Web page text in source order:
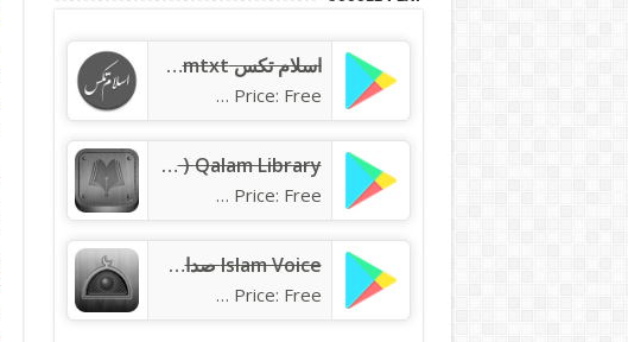
اسلام تکس islamtxt
Price: Free
Qalam Library ( کتابخانه قلم )
Price: Free
Islam Voice صدای اسلام
Price: Free